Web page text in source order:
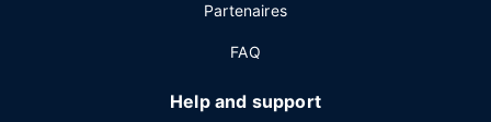
Partenaires
FAQ
Help and support